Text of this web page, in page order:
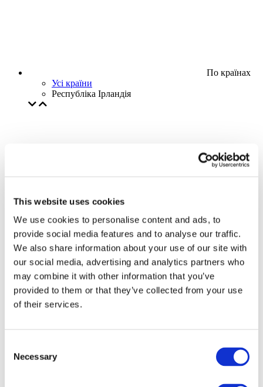
This website uses cookies
We use cookies to personalise content and ads, to
provide social media features and to analyse our traffic.
We also share information about your use of our site with
our social media, advertising and analytics partners who
may combine it with other information that you’ve
provided to them or that they’ve collected from your use
of their services.
Selection
Necessary
По країнах
Усі країни
Республіка Ірландія